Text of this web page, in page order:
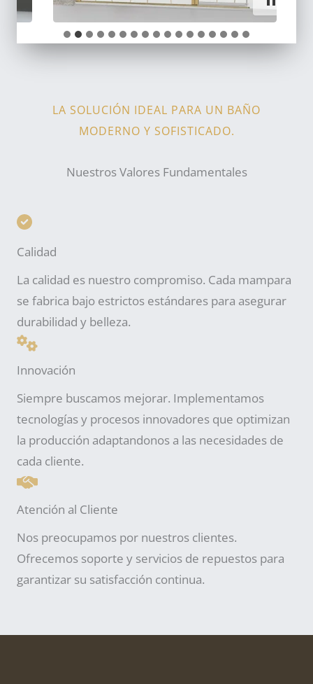
LA SOLUCIÓN IDEAL PARA UN BAÑO
MODERNO Y SOFISTICADO.
Nuestros Valores Fundamentales
Calidad
La calidad es nuestro compromiso. Cada mampara
se fabrica bajo estrictos estándares para asegurar
durabilidad y belleza.
Innovación
Siempre buscamos mejorar. Implementamos
tecnologías y procesos innovadores que optimizan
la producción adaptandonos a las necesidades de
cada cliente.
Atención al Cliente
Nos preocupamos por nuestros clientes.
Ofrecemos soporte y servicios de repuestos para
garantizar su satisfacción continua.